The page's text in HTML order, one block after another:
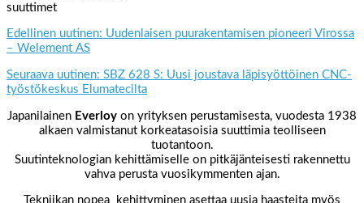
suuttimet
Edellinen uutinen: Uudenlaisen puurakentamisen pioneeri Virossa
– Welement AS
Seuraava uutinen: SBZ 628 S: Uusi joustava läpisyöttöinen CNC-
työstökeskus Elumatecilta
Japanilainen Everloy on yrityksen perustamisesta, vuodesta 1938
alkaen valmistanut korkeatasoisia suuttimia teolliseen
tuotantoon.
Suutinteknologian kehittämiselle on pitkäjänteisesti rakennettu
vahva perusta vuosikymmenten ajan.
Tekniikan nopea kehittyminen asettaa uusia haasteita myös